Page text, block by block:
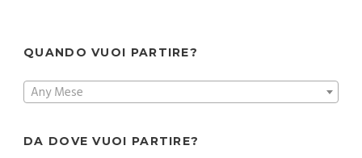
QUANDO VUOI PARTIRE?
Any Mese
DA DOVE VUOI PARTIRE?